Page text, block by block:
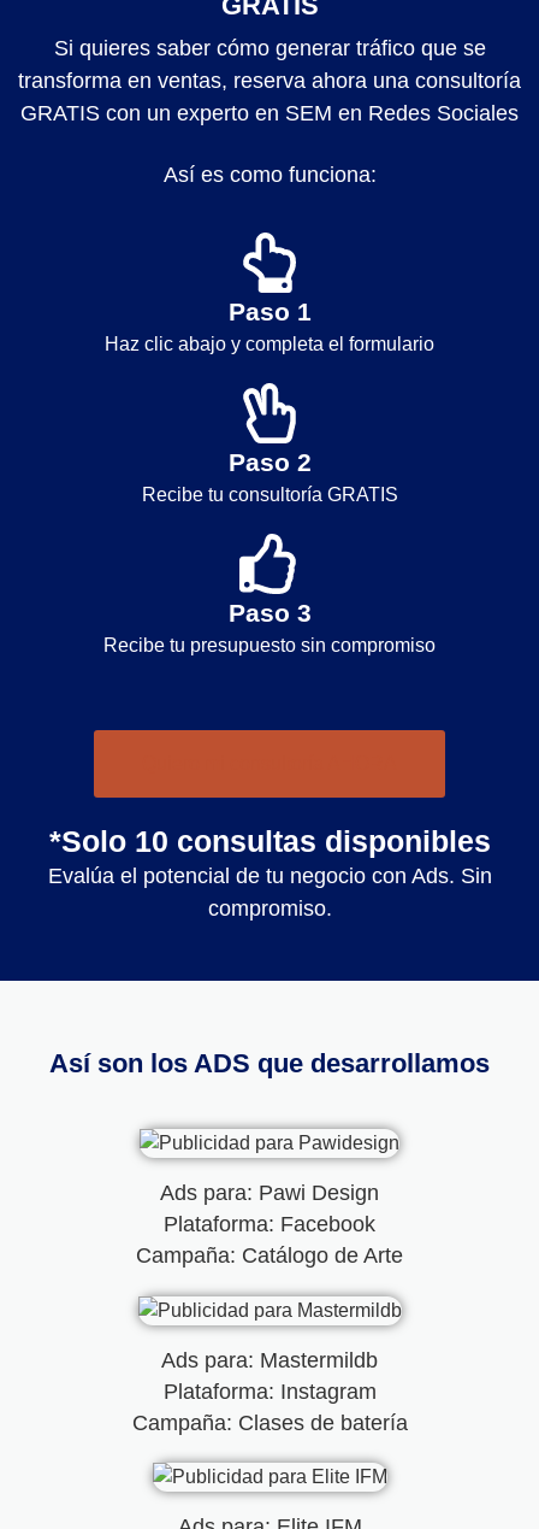
Si quieres saber cómo generar tráfico que se
transforma en ventas, reserva ahora una consultoría
GRATIS con un experto en SEM en Redes Sociales
Así es como funciona:
Paso 1
Haz clic abajo y completa el formulario
Paso 2
Recibe tu consultoría GRATIS
Paso 3
Recibe tu presupuesto sin compromiso
*Solo 10 consultas disponibles
Evalúa el potencial de tu negocio con Ads. Sin
compromiso.
Así son los ADS que desarrollamos
Ads para: Pawi Design
Plataforma: Facebook
Campaña: Catálogo de Arte
Ads para: Mastermildb
Plataforma: Instagram
Campaña: Clases de batería